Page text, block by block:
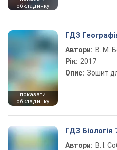
обкладинку
показати
обкладинку
ГДЗ
Автори: В. М.
Рік: 2017
Опис: Зошит
ГДЗ Біологія
Автори: В. І.